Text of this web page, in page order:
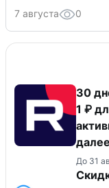
7 августа 0
30
1 ₽
До 31